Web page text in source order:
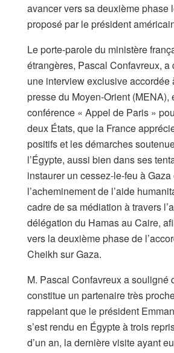
avancer vers sa deuxième phase
proposé par le président
Le porte-parole du ministère
étrangères, Pascal Confavreux, a
une interview exclusive accordée
presse du Moyen-Orient (MENA),
conférence « Appel de Paris »
deux États, que la France
positifs et les démarches
l’Égypte, aussi bien dans ses
instaurer un cessez-le-feu à
l’acheminement de l’aide
cadre de sa médiation à travers
délégation du Hamas au Caire,
vers la deuxième phase de
Cheikh sur Gaza.
M. Pascal Confavreux a souligné
constitue un partenaire très
rappelant que le président
s’est rendu en Égypte à trois
d’un an, la dernière visite ayant